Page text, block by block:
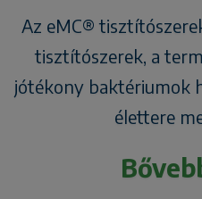
Az eMC®
tisztítószerek, a
jótékony baktériumok
élettere